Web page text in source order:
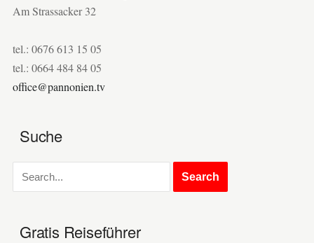
Am Strassacker 32
tel.: 0676 613 15 05
tel.: 0664 484 84 05
office@pannonien.tv
Suche
Gratis Reiseführer